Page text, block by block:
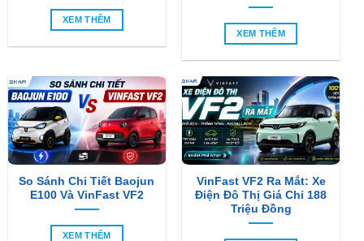
XEM THÊM
XEM THÊM
So Sánh Chi Tiết Baojun
E100 Và VinFast VF2
XEM THÊM
VinFast VF2 Ra Mắt: Xe
Điện Đô Thị Giá Chỉ 188
Triệu Đồng